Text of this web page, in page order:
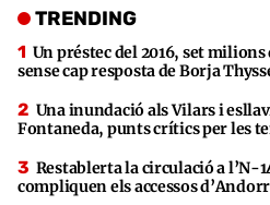
TRENDING
Un préstec del 2016, set
sense cap resposta de Borja
Una inundació als Vilars i
Fontaneda, punts crítics per les
Restablerta la circulació a l’N-
compliquen els accessos